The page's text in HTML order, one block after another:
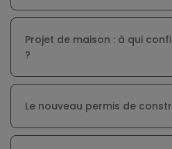
Projet de maison : à qui
?
Le nouveau permis de